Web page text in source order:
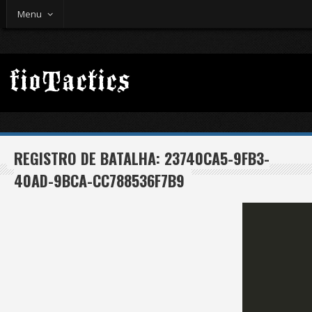
Menu
REGISTRO DE BATALHA: 23740CA5-9FB3-
40AD-9BCA-CC788536F7B9